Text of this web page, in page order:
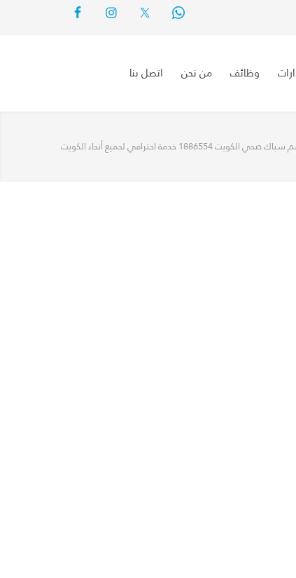
وظائف من نحن اتصل بنا
صحي الكويت 1886554 خدمة احترافي لجميع أنحاء الكويت